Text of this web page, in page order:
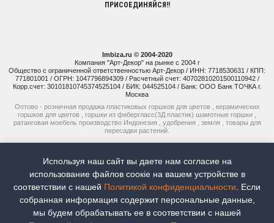
ПРИСОЕДИНЯЙСЯ!!
Imbiza.ru © 2004-2020
Компания "Арт-Декор" на рынке с 2004 г
Общество с ограниченной ответственностью Арт-Декор / ИНН: 7718530631 / КПП:
771801001 / ОГРН: 1047796894309 / Расчетный счет: 40702810201500110942 /
Корр.счет: 30101810745374525104 / БИК: 044525104 / Банк: ООО Банк ТОЧКА г.
Москва
Оптово - розничная продажа пластиковых горшков для цветов , керамических
горшков для цветов , горшки из фибергласс(3Д пластик) шамотные горшки ,
ратанговая моебель производство Индонезия , удобрения , земля , товары для
пересадки растений.
+7 (925) 514-77-74
+7 (926) 941-15-51
Наш рейтинг:5
Всего отзывов:8
Используя наш сайт вы даете нам согласие на
использование файлов соoкіе на вашем устройстве в
соответствии с нашей Политикой конфиденциальности . Если
собранная информация содержит персональные данные,
мы будем обрабатывать ее в соответствии с нашей